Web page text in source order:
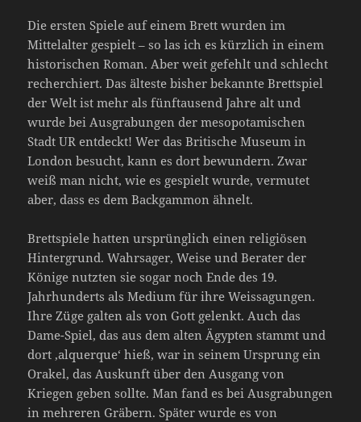
Die ersten Spiele auf einem Brett wurden im
Mittelalter gespielt – so las ich es kürzlich in einem
historischen Roman. Aber weit gefehlt und schlecht
recherchiert. Das älteste bisher bekannte Brettspiel
der Welt ist mehr als fünftausend Jahre alt und
wurde bei Ausgrabungen der mesopotamischen
Stadt UR entdeckt! Wer das Britische Museum in
London besucht, kann es dort bewundern. Zwar
weiß man nicht, wie es gespielt wurde, vermutet
aber, dass es dem Backgammon ähnelt.
Brettspiele hatten ursprünglich einen religiösen
Hintergrund. Wahrsager, Weise und Berater der
Könige nutzten sie sogar noch Ende des 19.
Jahrhunderts als Medium für ihre Weissagungen.
Ihre Züge galten als von Gott gelenkt. Auch das
Dame-Spiel, das aus dem alten Ägypten stammt und
dort ‚alquerque‘ hieß, war in seinem Ursprung ein
Orakel, das Auskunft über den Ausgang von
Kriegen geben sollte. Man fand es bei Ausgrabungen
in mehreren Gräbern. Später wurde es von